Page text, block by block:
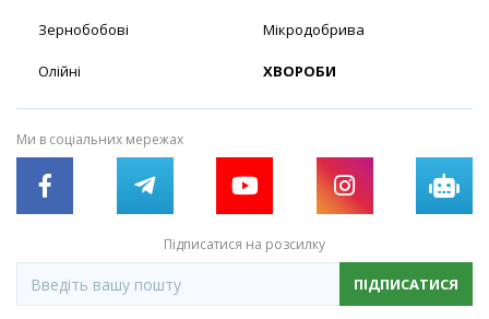
Зернобобові
Олійні
Мікродобрива
ХВОРОБИ
Ми в соціальних мережах
Підписатися на розсилку
ПІДПИСАТИСЯ